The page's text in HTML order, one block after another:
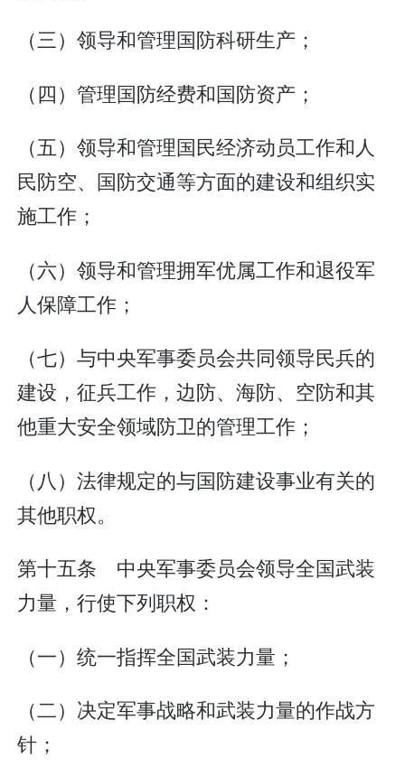
（三）领导和管理国防科研生产；
（四）管理国防经费和国防资产；
（五）领导和管理国民经济动员工作和人
民防空、国防交通等方面的建设和组织实
施工作；
（六）领导和管理拥军优属工作和退役军
人保障工作；
（七）与中央军事委员会共同领导民兵的
建设，征兵工作，边防、海防、空防和其
他重大安全领域防卫的管理工作；
（八）法律规定的与国防建设事业有关的
其他职权。
第十五条 中央军事委员会领导全国武装
力量，行使下列职权：
（一）统一指挥全国武装力量；
（二）决定军事战略和武装力量的作战方
针；